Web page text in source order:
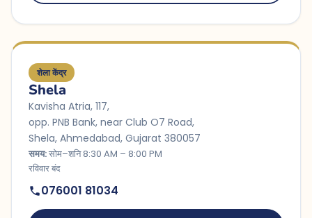
शेला केंद्र
Shela
Kavisha Atria, 117,
opp. PNB Bank, near Club O7 Road,
Shela, Ahmedabad, Gujarat 380057
समय:सोम–शनि 8:30 AM – 8:00 PM
रविवार बंद
076001 81034